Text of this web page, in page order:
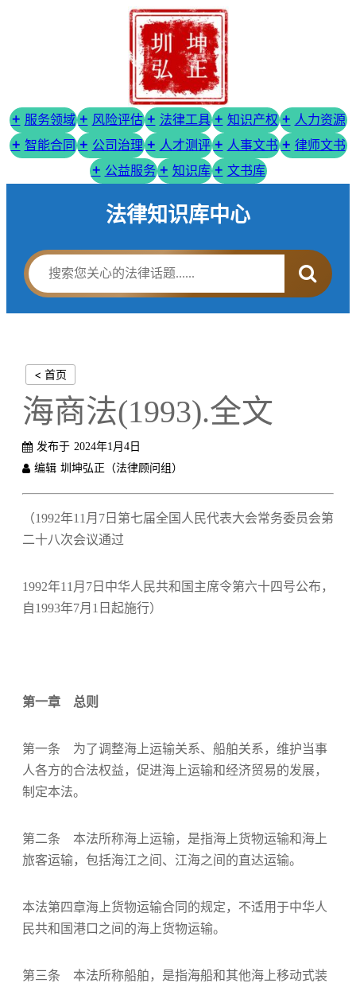
服务领域 风险评估 法律工具 知识产权
人力资源
智能合同
公司治理 人才测评 人事文书
律师文书
公益服务
知识库 文书库
法律知识库中心
< 首页
海商法(1993).全文
发布于 2024年1月4日
编辑 圳坤弘正（法律顾问组）
（1992年11月7日第七届全国人民代表大会常务委员会第
二十八次会议通过
1992年11月7日中华人民共和国主席令第六十四号公布，
自1993年7月1日起施行）
第一章 总则
第一条 为了调整海上运输关系、船舶关系，维护当事
人各方的合法权益，促进海上运输和经济贸易的发展，
制定本法。
第二条 本法所称海上运输，是指海上货物运输和海上
旅客运输，包括海江之间、江海之间的直达运输。
本法第四章海上货物运输合同的规定，不适用于中华人
民共和国港口之间的海上货物运输。
第三条 本法所称船舶，是指海船和其他海上移动式装